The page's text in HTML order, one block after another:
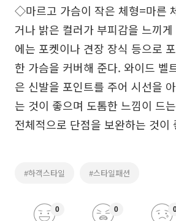
◇마르고 가슴이 작은 체형=마른
거나 밝은 컬러가 부피감을 느끼
에는 포켓이나 견장 장식 등으로
한 가슴을 커버해 준다. 와이드 벨
은 신발을 포인트를 주어 시선을
는 것이 좋으며 도톰한 느낌이 드
전체적으로 단점을 보완하는 것이
#하객스타일 #스타일패션
0 0